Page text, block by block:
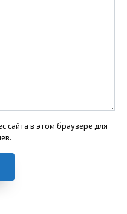
сайта в этом браузере для